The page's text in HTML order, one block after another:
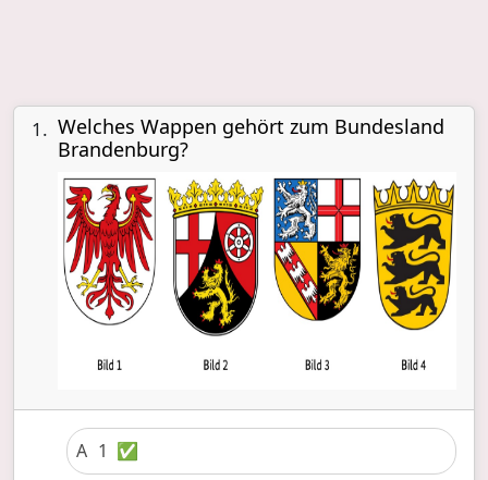
1. Welches Wappen gehört zum Bundesland
Brandenburg?
A 1 ✅